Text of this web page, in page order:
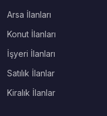
Arsa İlanları
Konut İlanları
İşyeri İlanları
Satılık İlanlar
Kiralık İlanlar